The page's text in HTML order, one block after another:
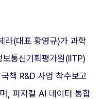
라(대표 황영규)가 과학
보통신기획평가원(IITP)
책 R&D 사업 착수보고
, 피지컬 AI 데이터 통합